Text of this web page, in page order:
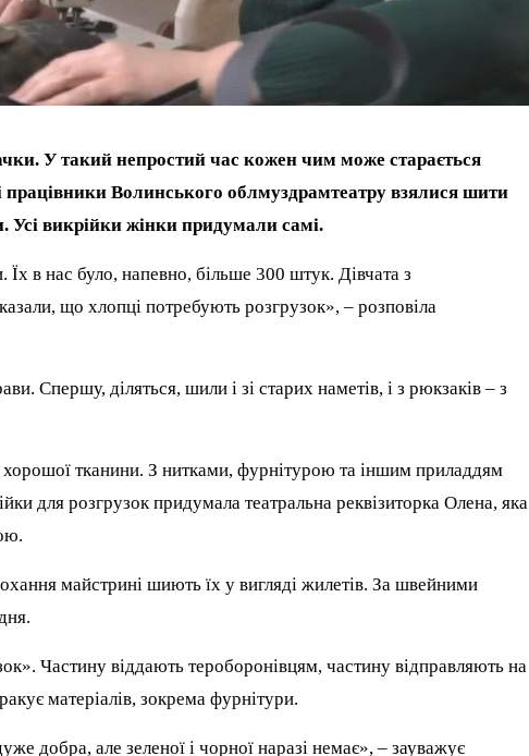
У такий непростий час кожен чим може старається
працівники Волинського облмуздрамтеатру взялися шити
Усі викрійки жінки придумали самі.
в нас було, напевно, більше 300 штук. Дівчата з
що хлопці потребують розгрузок», – розповіла
Спершу, діляться, шили і зі старих наметів, і з рюкзаків – з
тканини. З нитками, фурнітурою та іншим приладдям
для розгрузок придумала театральна реквізиторка Олена, яка
майстрині шиють їх у вигляді жилетів. За швейними
Частину віддають тероборонівцям, частину відправляють на
матеріалів, зокрема фурнітури.
добра, але зеленої і чорної наразі немає», – зауважує